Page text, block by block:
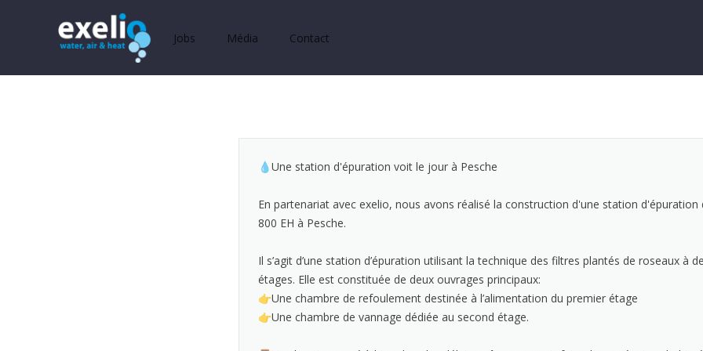
exelio
Jobs Média Contact
💧Une station d'épuration voit le jour à Pesche
En partenariat avec exelio, nous avons réalisé la construction d'une station d'épuration
800 EH à Pesche.
Il s’agit d’une station d’épuration utilisant la technique des filtres plantés de roseaux à
étages. Elle est constituée de deux ouvrages principaux:
👉Une chambre de refoulement destinée à l’alimentation du premier étage
👉Une chambre de vannage dédiée au second étage.